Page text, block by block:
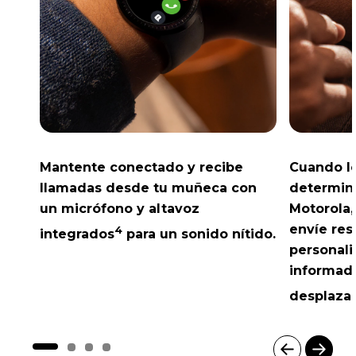
Mantente conectado y recibe
llamadas desde tu muñeca con
un micrófono y altavoz
integrados4 para un sonido nítido.
Cuando
envíe